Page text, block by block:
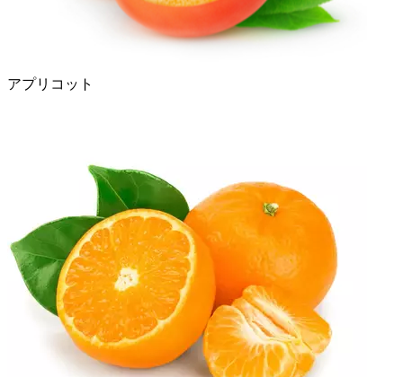
アプリコット